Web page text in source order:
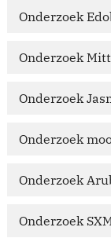
Onderzoek
Onderzoek
Onderzoek
Onderzoek
Onderzoek
Onderzoek